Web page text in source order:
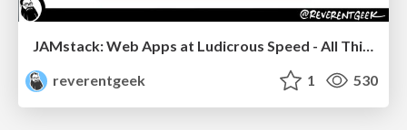
JAMstack: Web Apps at Ludicrous Speed - All Things Open 2022
reverentgeek
1 530